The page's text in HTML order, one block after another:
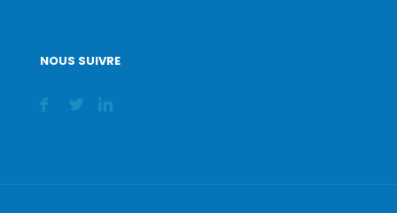
NOUS SUIVRE